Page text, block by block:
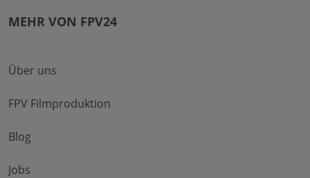
MEHR VON FPV24
Über uns
FPV Filmproduktion
Blog
Jobs